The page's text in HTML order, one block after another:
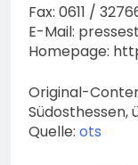
Fax: 0611 /
E-Mail:
Homepage:
Original-
Quelle: ots